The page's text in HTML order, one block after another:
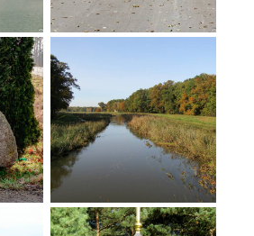
neuen Radwegs in der Nähe
Radfahrer eher beschwerliche
Zwischen Kędzia und Chodlew
ungünstigste Abschnitt der
nass/schlammig sein kann
Fahrräder mit breiten
sind verschiedene Bildstöcke,